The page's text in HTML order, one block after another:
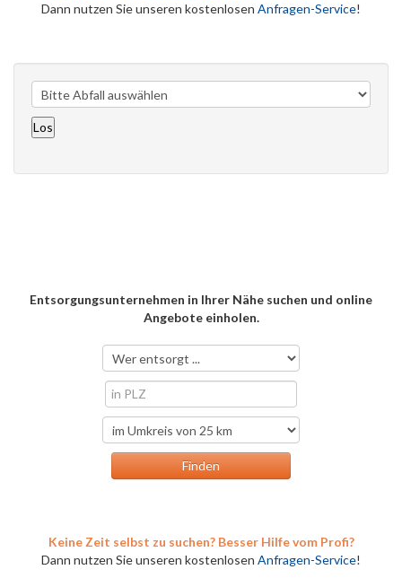
Dann nutzen Sie unseren kostenlosen Anfragen-Service!
Entsorgungsunternehmen in Ihrer Nähe suchen und online
Angebote einholen.
Keine Zeit selbst zu suchen? Besser Hilfe vom Profi?
Dann nutzen Sie unseren kostenlosen Anfragen-Service!